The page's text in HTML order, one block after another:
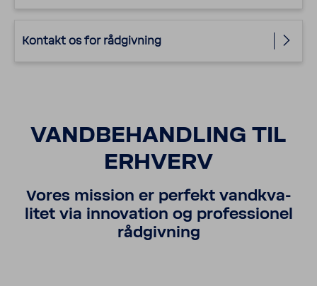
Kontakt os for rådgiv­ning
VAND­BE­HAND­LING TIL
ERHVERV
Vores mission er perfekt vand­kva­
litet via innova­tion og profes­sionel
rådgiv­ning